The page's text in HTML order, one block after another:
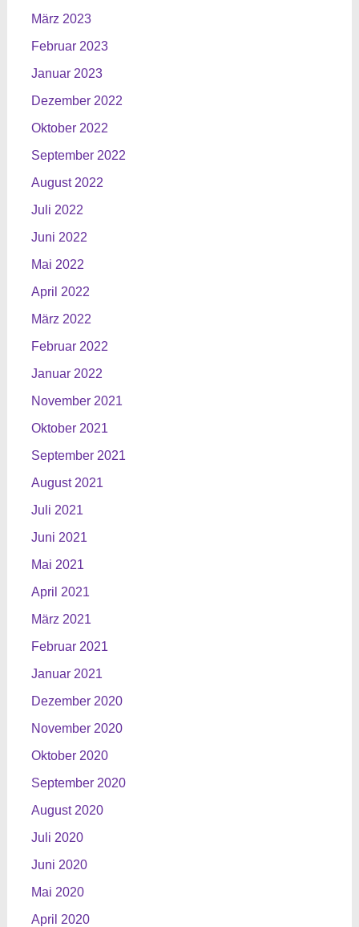
März 2023
Februar 2023
Januar 2023
Dezember 2022
Oktober 2022
September 2022
August 2022
Juli 2022
Juni 2022
Mai 2022
April 2022
März 2022
Februar 2022
Januar 2022
November 2021
Oktober 2021
September 2021
August 2021
Juli 2021
Juni 2021
Mai 2021
April 2021
März 2021
Februar 2021
Januar 2021
Dezember 2020
November 2020
Oktober 2020
September 2020
August 2020
Juli 2020
Juni 2020
Mai 2020
April 2020